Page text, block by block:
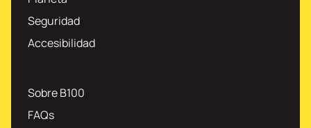
Seguridad
Accesibilidad
Sobre B100
FAQs